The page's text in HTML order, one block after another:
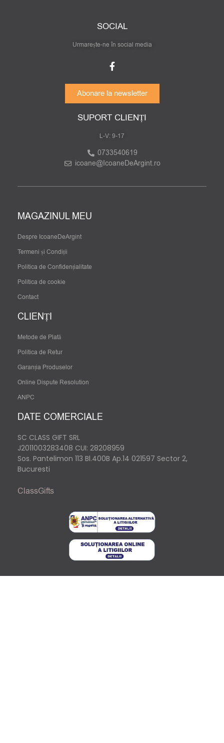
SOCIAL
Urmarește-ne în social media
Abonare la newsletter
SUPORT CLIENȚI
L-V: 9-17
0733540619
icoane@IcoaneDeArgint.ro
MAGAZINUL MEU
Despre IcoaneDeArgint
Termeni și Condiții
Politica de Confidențialitate
Politica de cookie
Contact
CLIENȚI
Metode de Plată
Politica de Retur
Garanția Produselor
Online Dispute Resolution
ANPC
DATE COMERCIALE
SC CLASS GIFT SRL
J2011003283408 CUI: 28208959
Sos. Pantelimon 113 Bl.400B Ap.14 021597 Sector 2,
Bucuresti
ClassGifts